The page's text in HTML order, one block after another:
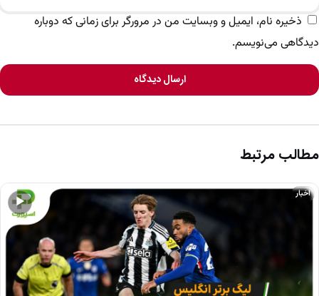
ذخیره نام، ایمیل و وبسایت من در مرورگر برای زمانی که دوباره
دیدگاهی می‌نویسم.
ارسال دیدگاه
مطالب مرتبط
▶
اخبار